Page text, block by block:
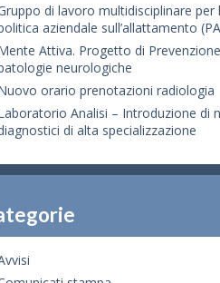
di lavoro multidisciplinare per
aziendale sull’allattamento
Attiva. Progetto di
neurologiche
orario prenotazioni radiologia
Analisi – Introduzione di
di alta specializzazione